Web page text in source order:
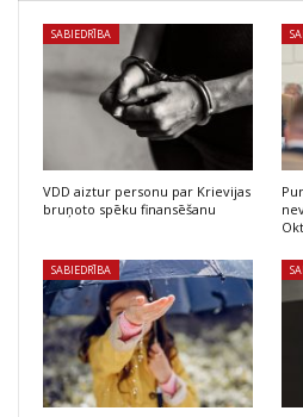
SABIEDRĪBA
VDD aiztur personu par Krievijas
bruņoto spēku finansēšanu
SABIEDRĪBA